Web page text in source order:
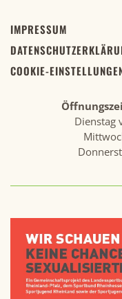
IMPRESSUM
COOKIE-
Dienstag